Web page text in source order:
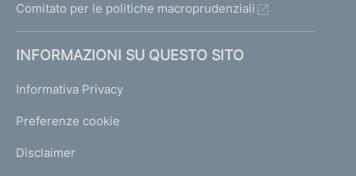
Comitato per le politiche macroprudenziali
INFORMAZIONI SU QUESTO SITO
Informativa Privacy
Preferenze cookie
Disclaimer